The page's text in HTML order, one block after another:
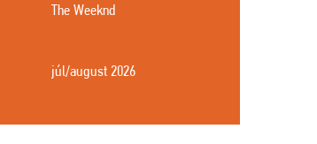
The Weeknd
júl/august 2026